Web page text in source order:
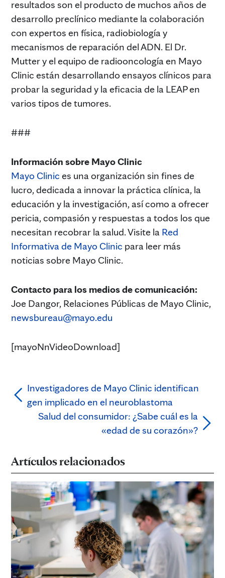
resultados son el producto de muchos años de
desarrollo preclínico mediante la colaboración
con expertos en física, radiobiología y
mecanismos de reparación del ADN. El Dr.
Mutter y el equipo de radiooncología en Mayo
Clinic están desarrollando ensayos clínicos para
probar la seguridad y la eficacia de la LEAP en
varios tipos de tumores.
###
Información sobre Mayo Clinic
Mayo Clinic es una organización sin fines de
lucro, dedicada a innovar la práctica clínica, la
educación y la investigación, así como a ofrecer
pericia, compasión y respuestas a todos los que
necesitan recobrar la salud. Visite la Red
Informativa de Mayo Clinic para leer más
noticias sobre Mayo Clinic.
Contacto para los medios de comunicación:
Joe Dangor, Relaciones Públicas de Mayo Clinic,
newsbureau@mayo.edu
[mayoNnVideoDownload]
Investigadores de Mayo Clinic identifican
gen implicado en el neuroblastoma
Salud del consumidor: ¿Sabe cuál es la
«edad de su corazón»?
Artículos relacionados